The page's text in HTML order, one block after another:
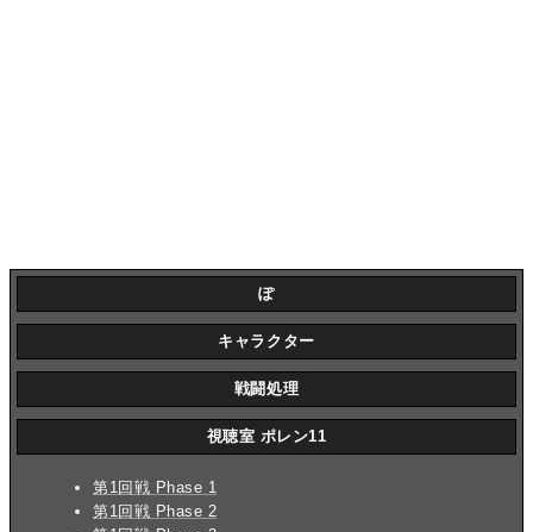
ぽ
キャラクター
戦闘処理
視聴室 ポレン11
第1回戦 Phase 1
第1回戦 Phase 2